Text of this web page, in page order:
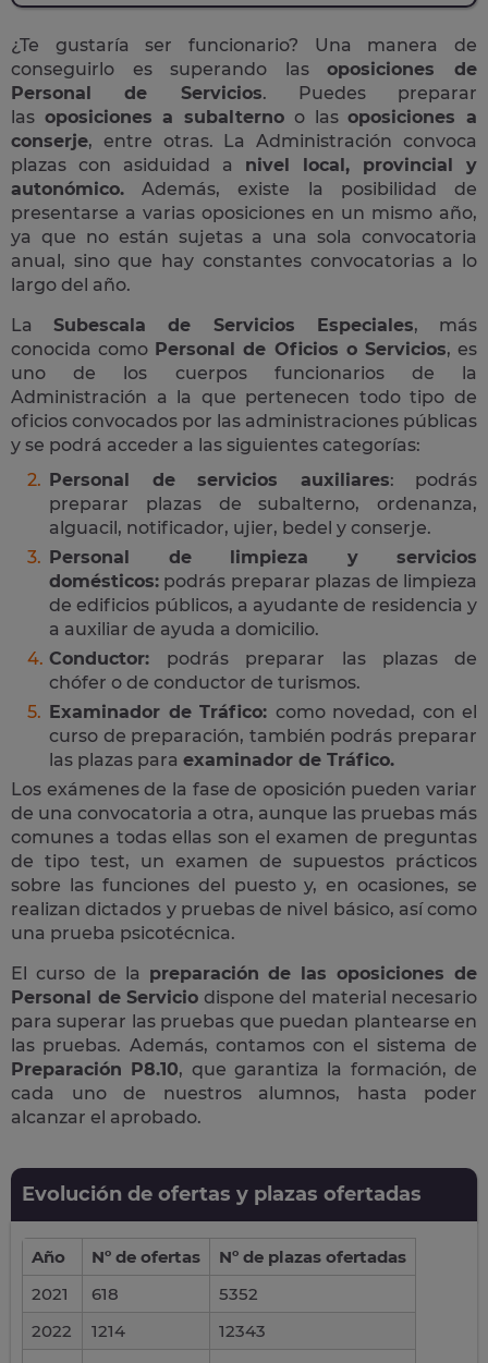
¿Te gustaría ser funcionario? Una manera de
conseguirlo es superando lasoposiciones de
Personal de Servicios. Puedes preparar
las oposiciones a subalterno o lasoposiciones a
conserje, entre otras. La Administración convoca
plazas con asiduidad a nivel local, provincial y
autonómico. Además, existe la posibilidad de
presentarse a varias oposiciones en un mismo año,
ya que no están sujetas a una sola convocatoria
anual, sino que hay constantes convocatorias a lo
largo del año.
LaSubescala de Servicios Especiales, más
conocida como Personal de Oficios o Servicios, es
uno de los cuerpos funcionarios de la
Administración a la que pertenecen todo tipo de
oficios convocados por las administraciones públicas
y se podrá acceder a las siguientes categorías:
Personal de servicios auxiliares: podrás
preparar plazas de subalterno, ordenanza,
alguacil, notificador, ujier, bedel y conserje.
Personal de limpieza y servicios
domésticos: podrás preparar plazas de limpieza
de edificios públicos, a ayudante de residencia y
a auxiliar de ayuda a domicilio.
Conductor: podrás preparar las plazas de
chófer o de conductor de turismos.
Examinador de Tráfico: como novedad, con el
curso de preparación, también podrás preparar
las plazas para examinador de Tráfico.
Los exámenes de la fase de oposición pueden variar
de una convocatoria a otra, aunque las pruebas más
comunes a todas ellas son el examen de preguntas
de tipo test, un examen de supuestos prácticos
sobre las funciones del puesto y, en ocasiones, se
realizan dictados y pruebas de nivel básico, así como
una prueba psicotécnica.
El curso de la preparación de las oposiciones de
Personal de Servicio dispone del material necesario
para superar las pruebas que puedan plantearse en
las pruebas. Además, contamos con el sistema de
Preparación P8.10, que garantiza la formación, de
cada uno de nuestros alumnos, hasta poder
alcanzar el aprobado.
Evolución de ofertas y plazas ofertadas
Año Nº de ofertas
Nº de plazas ofertadas
2021
618
5352
2022
1214
12343